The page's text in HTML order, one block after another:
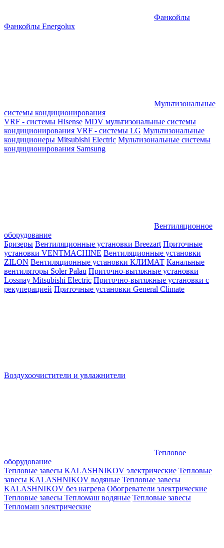
Фанкойлы
Фанкойлы Energolux
Мультизональные
системы кондиционирования
VRF - системы Hisense MDV мультизональные системы
кондиционирования VRF - системы LG Мультизональные
кондиционеры Mitsubishi Electric Мультизональные системы
кондиционирования Samsung
Вентиляционное
оборудование
Бризеры Вентиляционные установки Breezart Приточные
установки VENTMACHINE Вентиляционные установки
ZILON Вентиляционные установки КЛИМАТ Канальные
вентиляторы Soler Palau Приточно-вытяжные установки
Lossnay Mitsubishi Electric Приточно-вытяжные установки с
рекуперацией Приточные установки General Climate
Воздухоочистители и увлажнители
Тепловое
оборудование
Тепловые завесы KALASHNIKOV электрические Тепловые
завесы KALASHNIKOV водяные Тепловые завесы
KALASHNIKOV без нагрева Обогреватели электрические
Тепловые завесы Тепломаш водяные Тепловые завесы
Тепломаш электрические